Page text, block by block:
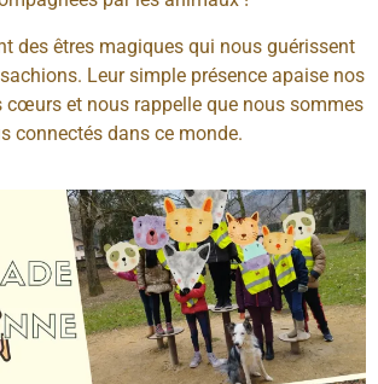
des êtres magiques qui nous guérissent
Leur simple présence apaise nos
cœurs et nous rappelle que nous sommes
connectés dans ce monde.